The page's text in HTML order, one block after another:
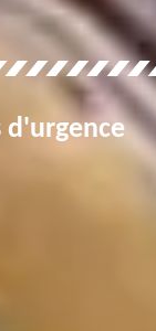
d'urgence